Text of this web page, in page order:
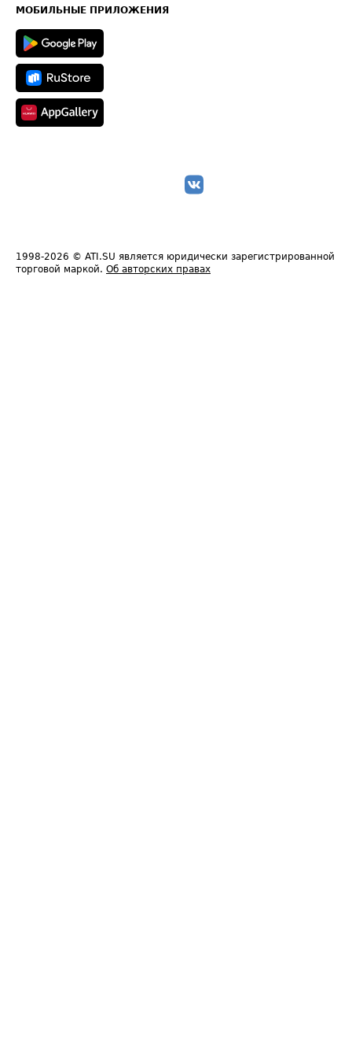
Техническая информация
МОБИЛЬНЫЕ ПРИЛОЖЕНИЯ
1998-2026 © ATI.SU является юридически зарегистрированной
торговой маркой. Об авторских правах